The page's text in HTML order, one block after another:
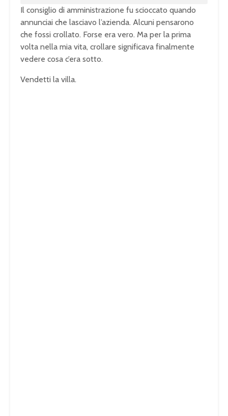
Il consiglio di amministrazione fu scioccato quando
annunciai che lasciavo l’azienda. Alcuni pensarono
che fossi crollato. Forse era vero. Ma per la prima
volta nella mia vita, crollare significava finalmente
vedere cosa c’era sotto.
Vendetti la villa.